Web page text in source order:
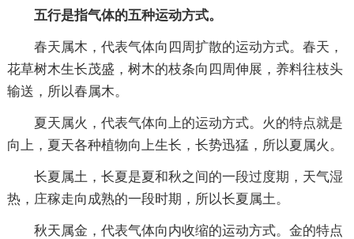
五行是指气体的五种运动方式。
春天属木，代表气体向四周扩散的运动方式。春天，
花草树木生长茂盛，树木的枝条向四周伸展，养料往枝头
输送，所以春属木。
夏天属火，代表气体向上的运动方式。火的特点就是
向上，夏天各种植物向上生长，长势迅猛，所以夏属火。
长夏属土，长夏是夏和秋之间的一段过度期，天气湿
热，庄稼走向成熟的一段时期，所以长夏属土。
秋天属金，代表气体向内收缩的运动方式。金的特点